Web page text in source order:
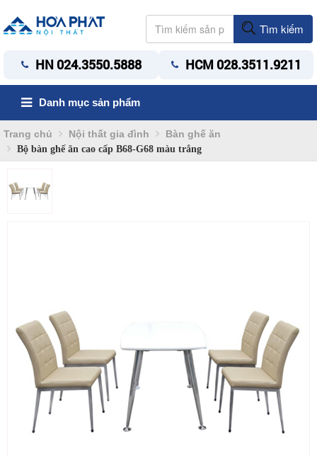
Tìm kiếm
HN 024.3550.5888 HCM 028.3511.9211
Danh mục sản phẩm
Trang chủ Nội thất gia đình Bàn ghế ăn
Bộ bàn ghế ăn cao cấp B68-G68 màu trắng